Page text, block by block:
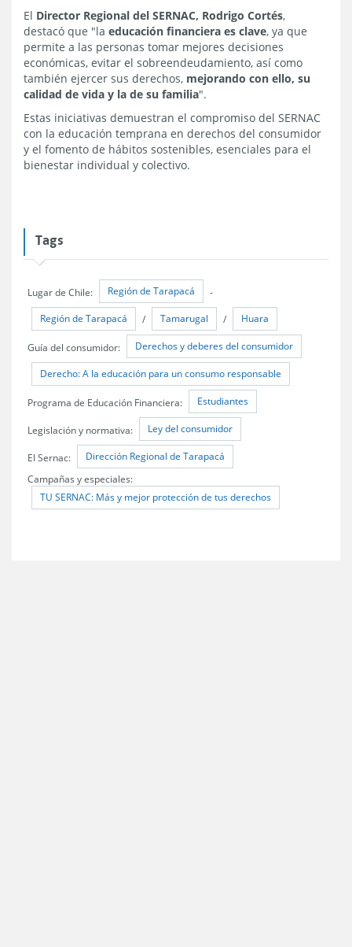
El Director Regional del SERNAC, Rodrigo Cortés,
destacó que "la educación financiera es clave, ya que
permite a las personas tomar mejores decisiones
económicas, evitar el sobreendeudamiento, así como
también ejercer sus derechos, mejorando con ello, su
calidad de vida y la de su familia".
Estas iniciativas demuestran el compromiso del SERNAC
con la educación temprana en derechos del consumidor
y el fomento de hábitos sostenibles, esenciales para el
bienestar individual y colectivo.
Tags
Lugar de Chile: Región de Tarapacá -
Región de Tarapacá / Tamarugal / Huara
Guía del consumidor: Derechos y deberes del consumidor
Derecho: A la educación para un consumo responsable
Programa de Educación Financiera: Estudiantes
Legislación y normativa: Ley del consumidor
El Sernac: Dirección Regional de Tarapacá
Campañas y especiales:
TU SERNAC: Más y mejor protección de tus derechos